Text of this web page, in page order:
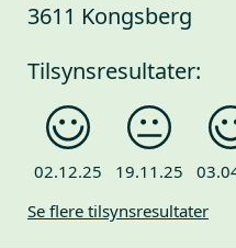
3611 Kongsberg
Tilsynsresultater:
02.12.25 19.11.25
Se flere tilsynsresultater